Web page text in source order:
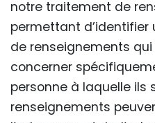
notre traitement de
permettant d’identifier
de renseignements
concerner
personne à laquelle ils
renseignements